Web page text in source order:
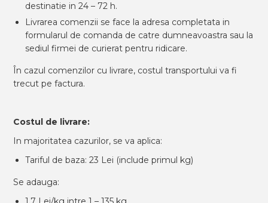
destinatie in 24 – 72 h.
Livrarea comenzii se face la adresa completata in
formularul de comanda de catre dumneavoastra sau la
sediul firmei de curierat pentru ridicare.
În cazul comenzilor cu livrare, costul transportului va fi
trecut pe factura.
Costul de livrare:
In majoritatea cazurilor, se va aplica:
Tariful de baza: 23 Lei (include primul kg)
Se adauga: